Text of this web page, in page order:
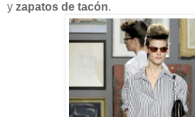
y zapatos de tacón.